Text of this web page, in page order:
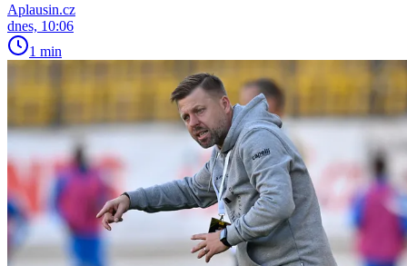
Aplausin.cz
dnes, 10:06
1 min